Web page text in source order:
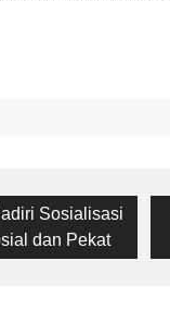
Sosialisasi
dan Pekat